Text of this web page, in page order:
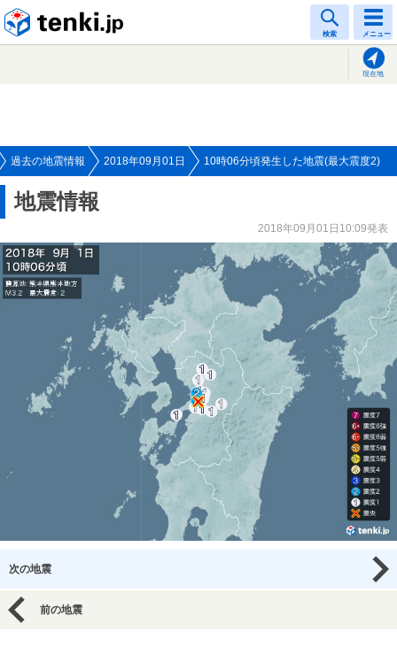
検索 メニュー
現在地
過去の地震情報 2018年09月01日 10時06分頃発生した地震(最大震度2)
地震情報
2018年09月01日10:09発表
次の地震
前の地震